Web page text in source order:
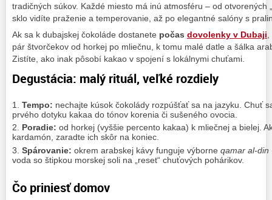
tradičných súkov. Každé miesto má inú atmosféru – od otvorených
sklo vidíte praženie a temperovanie, až po elegantné salóny s
Ak sa k dubajskej čokoláde dostanete počas dovolenky v Dubaji
pár štvorčekov od horkej po mliečnu, k tomu malé datle a šálka
Zistíte, ako inak pôsobí kakao v spojení s lokálnymi chuťami.
Degustácia: malý rituál, veľké rozdiely
Tempo: nechajte kúsok čokolády rozpúšťať sa na jazyku. Chuť
prvého dotyku kakaa do tónov korenia či sušeného ovocia.
Poradie: od horkej (vyššie percento kakaa) k mliečnej a bielej.
kardamón, zaradte ich skôr na koniec.
Spárovanie: okrem arabskej kávy funguje výborne qamar al‑din
voda so štipkou morskej soli na „reset“ chuťových pohárikov.
Čo priniesť domov